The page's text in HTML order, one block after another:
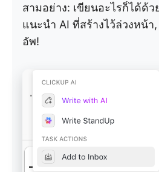
สามอย่าง: เขียนอะไรก็ได้ด้
แนะนำ AI ที่สร้างไว้ล่วงหน้
อัพ!